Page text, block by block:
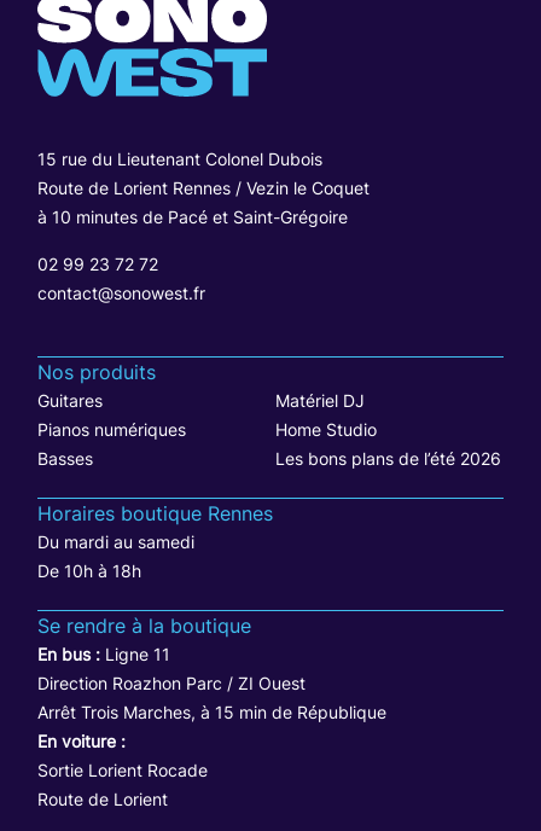
15 rue du Lieutenant Colonel Dubois
Route de Lorient Rennes / Vezin le Coquet
à 10 minutes de Pacé et Saint-Grégoire
02 99 23 72 72
contact@sonowest.fr
Nos produits
Guitares
Matériel DJ
Pianos numériques
Home Studio
Basses
Les bons plans de l’été 2026
Horaires boutique Rennes
Du mardi au samedi
De 10h à 18h
Se rendre à la boutique
En bus : Ligne 11
Direction Roazhon Parc / ZI Ouest
Arrêt Trois Marches, à 15 min de République
En voiture :
Sortie Lorient Rocade
Route de Lorient